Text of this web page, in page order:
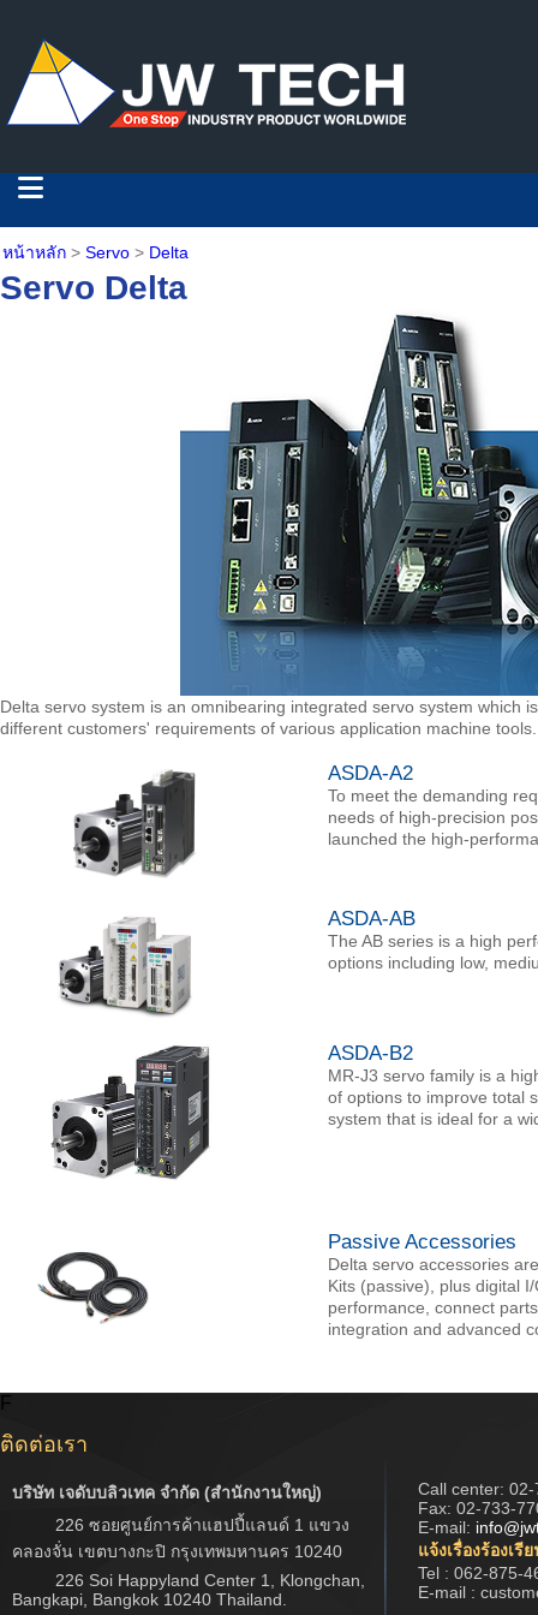
หน้าหลัก > Servo > Delta
Servo Delta
Delta servo system is an omnibearing integrated servo system
different customers' requirements of various application machine tools.
ASDA-A2
To meet the demanding
needs of high-precision
launched the high-
ASDA-AB
The AB series is a high
options including low,
ASDA-B2
MR-J3 servo family is a
of options to improve total
system that is ideal for a
Passive Accessories
Delta servo accessories
Kits (passive), plus digital
performance, connect
integration and advanced
F
ติดต่อเรา
บริษัท เจดับบลิวเทค จำกัด (สำนักงานใหญ่)
226 ซอยศูนย์การค้าแฮปปี้แลนด์ 1 แขวง
คลองจั่น เขตบางกะปิ กรุงเทพมหานคร 10240
226 Soi Happyland Center 1, Klongchan,
Bangkapi, Bangkok 10240 Thailand.
Call center: 02-
Fax: 02-733-
E-mail:
แจ้งเรื่องร้องเรี
Tel : 062-875-
E-mail :